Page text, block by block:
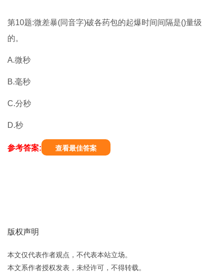
第10题:微差暴(同音字)破各药包的起爆时间间隔是()量级
的。
A.微秒
B.毫秒
C.分秒
D.秒
参考答案: 查看最佳答案
版权声明
本文仅代表作者观点，不代表本站立场。
本文系作者授权发表，未经许可，不得转载。